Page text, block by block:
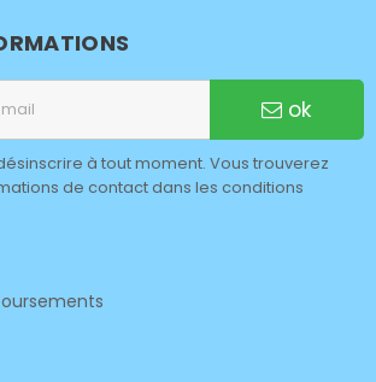
ok
à tout moment. Vous trouverez
de contact dans les conditions